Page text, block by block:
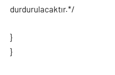
durdurulacaktır.*/
}
}